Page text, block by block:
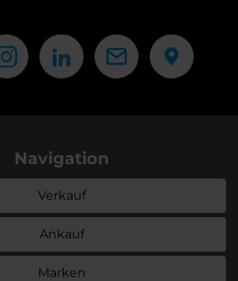
Navigation
Verkauf
Ankauf
Marken